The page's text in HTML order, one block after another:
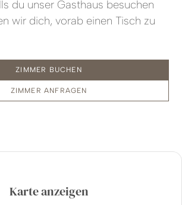
du unser Gasthaus besuchen
wir dich, vorab einen Tisch zu
ZIMMER BUCHEN
ZIMMER ANFRAGEN
Karte anzeigen